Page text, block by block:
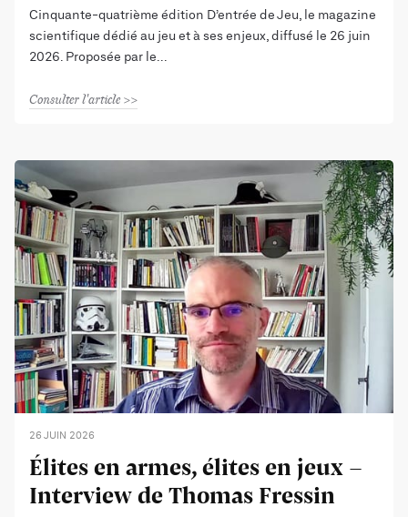
Cinquante-quatrième édition D’entrée de Jeu, le magazine
scientifique dédié au jeu et à ses enjeux, diffusé le 26 juin
2026. Proposée par le
Consulter l'article
26 JUIN 2026
Élites en armes, élites en jeux -
Interview de Thomas Fressin